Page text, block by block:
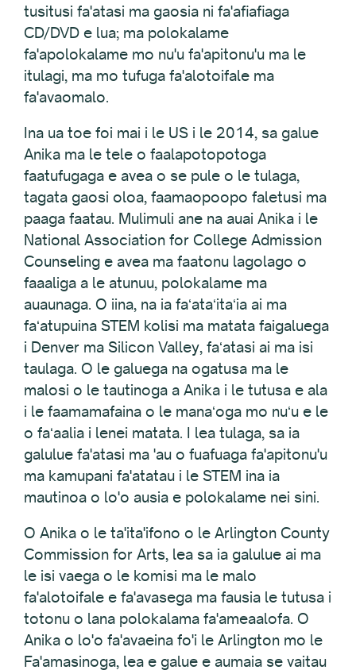
tusitusi fa'atasi ma gaosia ni fa'afiafiaga
CD/DVD e lua; ma polokalame
fa'apolokalame mo nu'u fa'apitonu'u ma le
itulagi, ma mo tufuga fa'alotoifale ma
fa'avaomalo.
Ina ua toe foi mai i le US i le 2014, sa galue
Anika ma le tele o faalapotopotoga
faatufugaga e avea o se pule o le tulaga,
tagata gaosi oloa, faamaopoopo faletusi ma
paaga faatau. Mulimuli ane na auai Anika i le
National Association for College Admission
Counseling e avea ma faatonu lagolago o
faaaliga a le atunuu, polokalame ma
auaunaga. O iina, na ia faʻataʻitaʻia ai ma
faʻatupuina STEM kolisi ma matata faigaluega
i Denver ma Silicon Valley, faʻatasi ai ma isi
taulaga. O le galuega na ogatusa ma le
malosi o le tautinoga a Anika i le tutusa e ala
i le faamamafaina o le manaʻoga mo nuʻu e le
o faʻaalia i lenei matata. I lea tulaga, sa ia
galulue fa'atasi ma 'au o fuafuaga fa'apitonu'u
ma kamupani fa'atatau i le STEM ina ia
mautinoa o lo'o ausia e polokalame nei sini.
O Anika o le ta'ita'ifono o le Arlington County
Commission for Arts, lea sa ia galulue ai ma
le isi vaega o le komisi ma le malo
fa'alotoifale e fa'avasega ma fausia le tutusa i
totonu o lana polokalama fa'ameaalofa. O
Anika o lo'o fa'avaeina fo'i le Arlington mo le
Fa'amasinoga, lea e galue e aumaia se vaitau